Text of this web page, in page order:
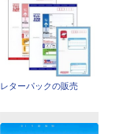
レターパックの販売